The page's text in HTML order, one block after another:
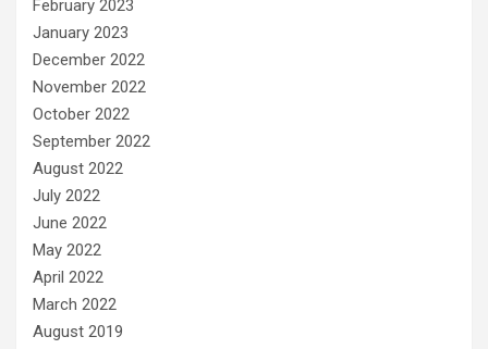
February 2023
January 2023
December 2022
November 2022
October 2022
September 2022
August 2022
July 2022
June 2022
May 2022
April 2022
March 2022
August 2019